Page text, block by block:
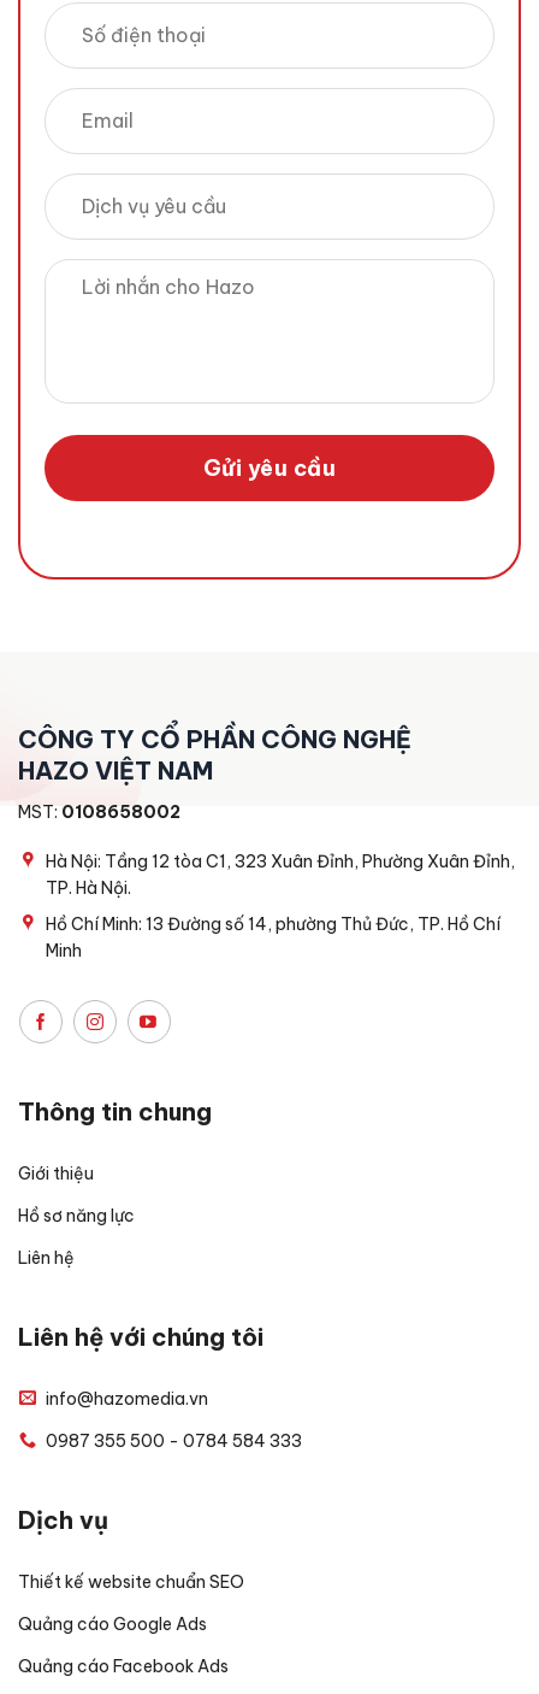
Gửi yêu cầu
CÔNG TY CỔ PHẦN CÔNG NGHỆ
HAZO VIỆT NAM
MST: 0108658002
Hà Nội: Tầng 12 tòa C1, 323 Xuân Đỉnh, Phường Xuân Đỉnh,
TP. Hà Nội.
Hồ Chí Minh: 13 Đường số 14, phường Thủ Đức, TP. Hồ Chí
Minh
Thông tin chung
Giới thiệu
Hồ sơ năng lực
Liên hệ
Liên hệ với chúng tôi
info@hazomedia.vn
0987 355 500 - 0784 584 333
Dịch vụ
Thiết kế website chuẩn SEO
Quảng cáo Google Ads
Quảng cáo Facebook Ads